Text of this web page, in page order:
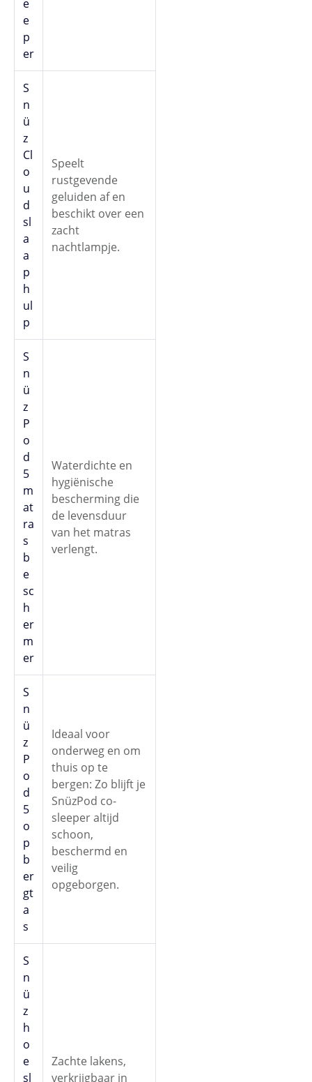
e
e
p
er
S
n
ü
z
Cl
o
u
d
sl
a
a
p
h
ul
p
Speelt
rustgevende
geluiden af en
beschikt over een
zacht
nachtlampje.
S
n
ü
z
P
o
d
5
m
at
ra
s
b
e
sc
h
er
m
er
Waterdichte en
hygiënische
bescherming die
de levensduur
van het matras
verlengt.
S
n
ü
z
P
o
d
5
o
p
b
er
gt
a
s
Ideaal voor
onderweg en om
thuis op te
bergen: Zo blijft je
SnüzPod co-
sleeper altijd
schoon,
beschermd en
veilig
opgeborgen.
S
n
ü
z
h
o
e
sl
Zachte lakens,
verkrijgbaar in